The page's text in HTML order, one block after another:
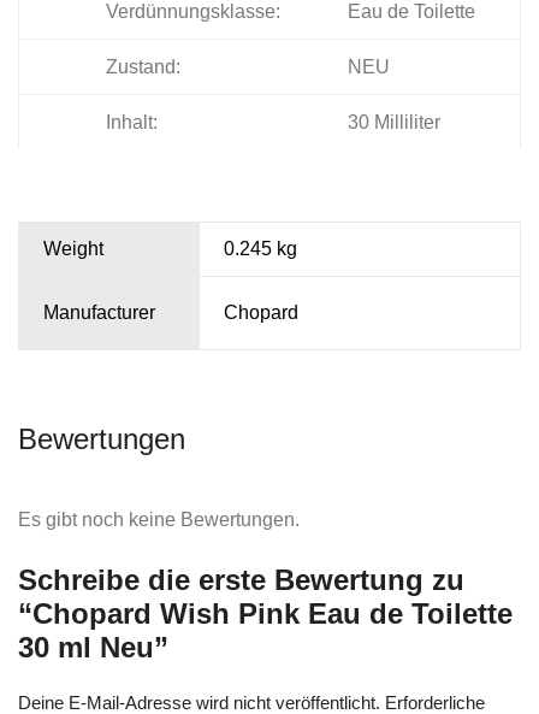
Verdünnungsklasse: Eau de Toilette
Zustand: NEU
Inhalt: 30 Milliliter
Weight 0.245 kg
Manufacturer Chopard
Bewertungen
Es gibt noch keine Bewertungen.
Schreibe die erste Bewertung zu
“Chopard Wish Pink Eau de Toilette
30 ml Neu”
Deine E-Mail-Adresse wird nicht veröffentlicht. Erforderliche